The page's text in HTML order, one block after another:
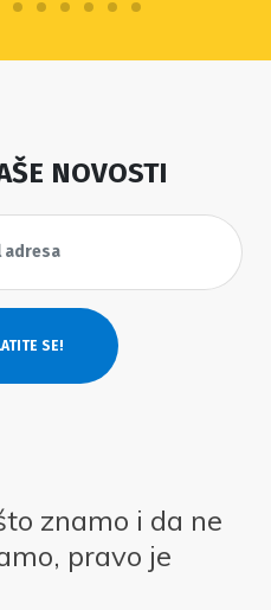
NOVOSTI
znamo i da ne
pravo je